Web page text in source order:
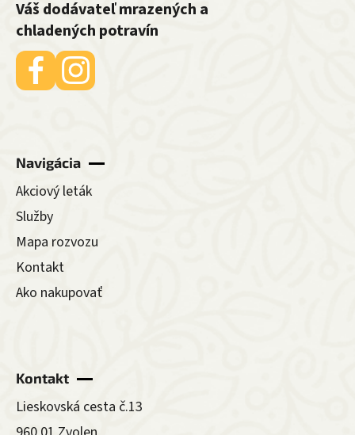
Váš dodávateľ mrazených a
chladených potravín
Navigácia
Akciový leták
Služby
Mapa rozvozu
Kontakt
Ako nakupovať
Kontakt
Lieskovská cesta č.13